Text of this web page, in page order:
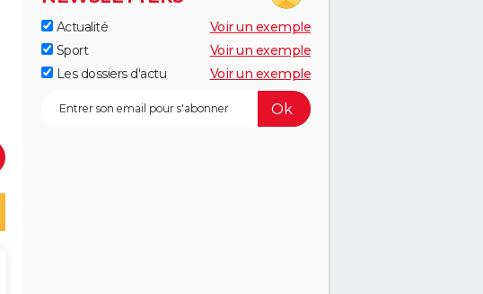
Actualité
Voir un exemple
Sport
Voir un exemple
Les dossiers d'actu
Voir un exemple